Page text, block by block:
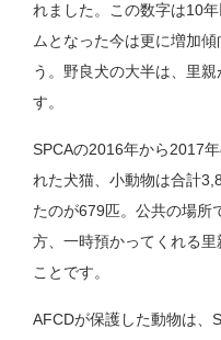
れました。この数字は10
ムとなった今は更に増加
う。野良犬の大半は、里
す。
SPCAの2016年から2017
れた犬猫、小動物は合計
たのが679匹。公共の場所
方、一時預かってくれる
ことです。
AFCDが保護した動物は、